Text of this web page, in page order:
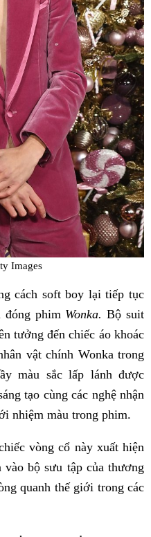
Images
cách soft boy lại tiếp tục
đóng phim Wonka.Bộ suit
tưởng đến chiếc áo khoác
vật chính Wonka trong
màu sắc lấp lánh được
tạo cùng các nghệ nhận
nhiệm màu trong phim.
vòng cổ này xuất hiện
bộ sưu tập của thương
quanh thế giới trong các